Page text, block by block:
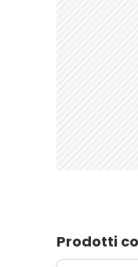
Prodotti